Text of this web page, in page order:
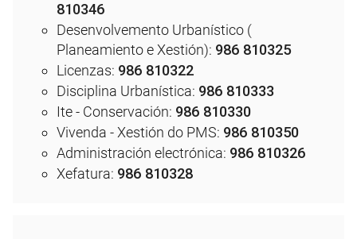
810346
Desenvolvemento Urbanístico (
Planeamiento e Xestión): 986 810325
Licenzas: 986 810322
Disciplina Urbanística: 986 810333
Ite - Conservación: 986 810330
Vivenda - Xestión do PMS: 986 810350
Administración electrónica: 986 810326
Xefatura: 986 810328